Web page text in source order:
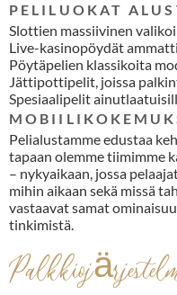
PELILUOKAT
Slottien massiivinen
Live-kasinopöydät
Pöytäpelien klassikoita
Jättipottipelit, joissa
Spesiaalipelit
Pelialustamme edustaa
tapaan olemme tiimimme
– nykyaikaan, jossa
mihin aikaan sekä missä
vastaavat samat
tinkimistä.